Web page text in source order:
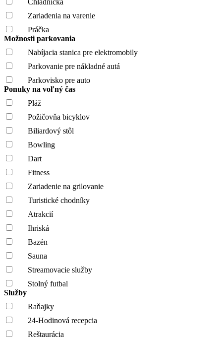
Zariadenia na varenie
Práčka
Možnosti parkovania
Nabíjacia stanica pre elektromobily
Parkovanie pre nákladné autá
Parkovisko pre auto
Ponuky na voľný čas
Pláž
Požičovňa bicyklov
Biliardový stôl
Bowling
Dart
Fitness
Zariadenie na grilovanie
Turistické chodníky
Atrakcií
Ihriská
Bazén
Sauna
Streamovacie služby
Stolný futbal
Služby
Raňajky
24-Hodinová recepcia
Reštaurácia